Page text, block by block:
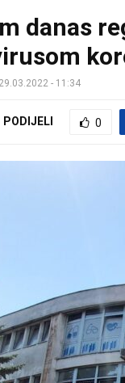
danas
29.03.2022 - 11:34
PODIJELI 0